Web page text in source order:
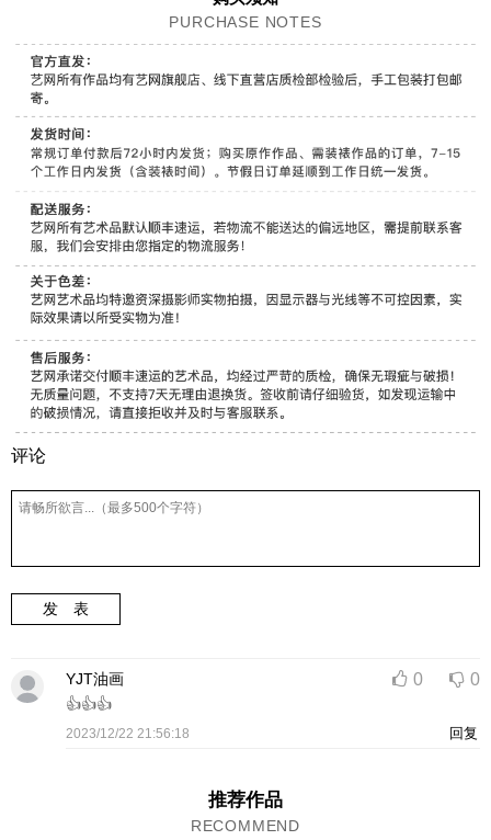
PURCHASE NOTES
评论
发 表
YJT油画
👍👍👍
2023/12/22 21:56:18 回复
0 0
推荐作品
RECOMMEND